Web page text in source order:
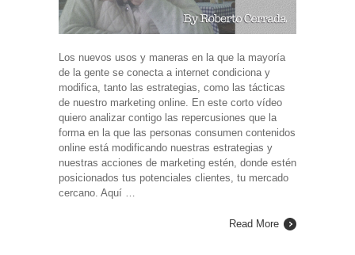
Los nuevos usos y maneras en la que la mayoría
de la gente se conecta a internet condiciona y
modifica, tanto las estrategias, como las tácticas
de nuestro marketing online. En este corto vídeo
quiero analizar contigo las repercusiones que la
forma en la que las personas consumen contenidos
online está modificando nuestras estrategias y
nuestras acciones de marketing estén, donde estén
posicionados tus potenciales clientes, tu mercado
cercano. Aquí …
Read More